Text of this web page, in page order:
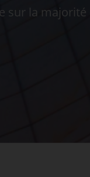
sur la